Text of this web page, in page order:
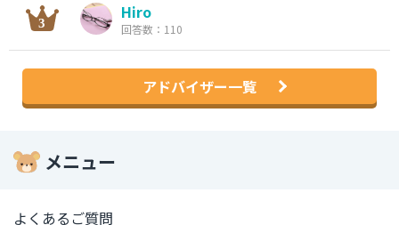
Hiro
回答数：110
アドバイザー一覧
メニュー
よくあるご質問